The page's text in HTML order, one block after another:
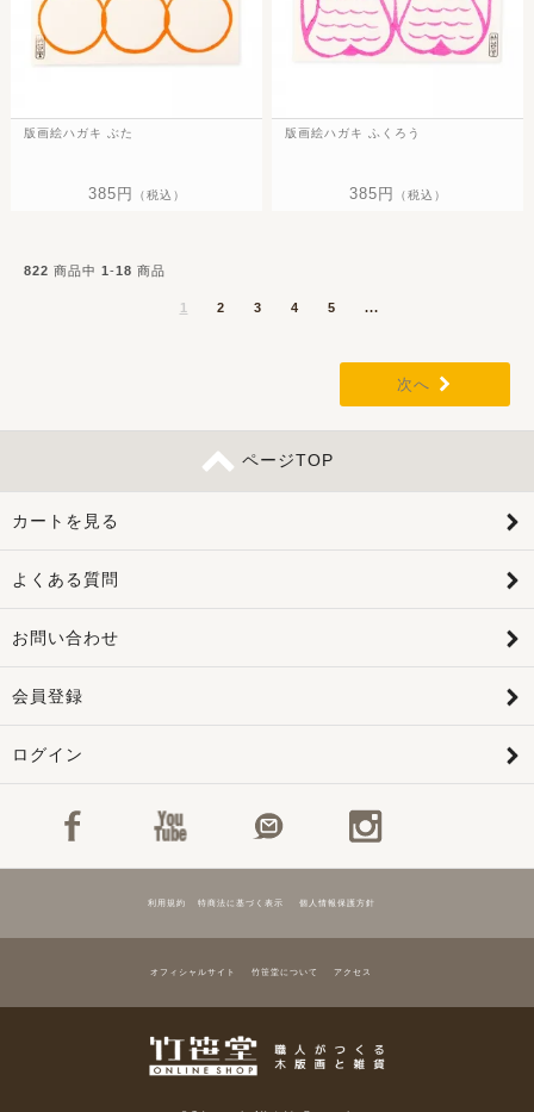
版画絵ハガキ ぶた
385円 （税込）
版画絵ハガキ ふくろう
385円 （税込）
822 商品中 1-18 商品
1 2 3 4 5 ...
次へ
ページTOP
カートを見る
よくある質問
お問い合わせ
会員登録
ログイン
利用規約 特商法に基づく表示 個人情報保護方針
オフィシャルサイト 竹笹堂について アクセス